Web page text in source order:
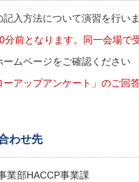
入方法について演習を行い
前となります。同一会場
ムページをご確認ください
アップアンケート」のご回
わせ先
業部HACCP事業課